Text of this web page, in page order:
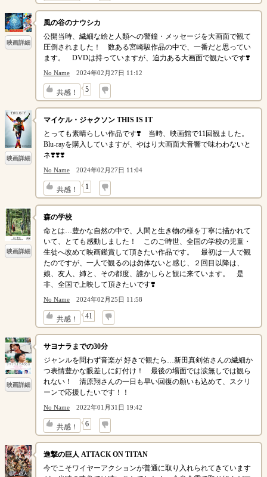
映画詳細
風の谷のナウシカ
公開当時、繊細な絵と人類への警鐘・メッセージを大画面で観て
圧倒されました！ 数ある宮崎駿作品の中で、一番だと思ってい
ます。 DVDは持っていますが、迫力ある大画面で観たいです❣️
No Name 2024年02月27日 11:12
共感！ 5
↓
映画詳細
マイケル・ジャクソン THIS IS IT
とっても素晴らしい作品です❣️ 当時、映画館で11回観ました。
Blu-rayを購入していますが、やはり大画面大音響で味わわないと
ネ❣️❣️❣️
No Name 2024年02月27日 11:04
共感！ 1
↓
映画詳細
森の学校
命とは…豊かな自然の中で、人間と生き物の様を丁寧に描かれて
いて、とても感動しました！ このご時世、全国の学校の児童・
生徒へ改めて映画鑑賞して頂きたい作品です。 最初は一人で観
たのですが、一人で観るのは勿体ないと感じ、２回目以降は、
娘、友人、姉と、その都度、誰かしらと観に来ています。 是
非、全国で上映して頂きたいです❣️
No Name 2024年02月25日 11:58
共感！ 41
↓
映画詳細
サヨナラまでの30分
ジャンルを問わず音楽が 好きで観たら…新田真剣佑さんの繊細か
つ表情豊かな眼差しに釘付け！ 最後の場面では涙無しでは観ら
れない！ 清原翔さんの一日も早い回復の願いも込めて、スクリ
ーンで応援したいです！！
No Name 2022年01月31日 19:42
共感！ 6
↓
進撃の巨人 ATTACK ON TITAN
今でこそワイヤーアクションが普通に取り入れられてきています